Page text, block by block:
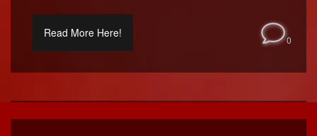
Read More Here!
0